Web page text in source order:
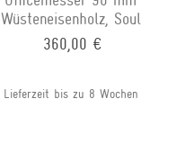
Wüsteneisenholz, Soul
360,00 €
Lieferzeit bis zu 8 Wochen